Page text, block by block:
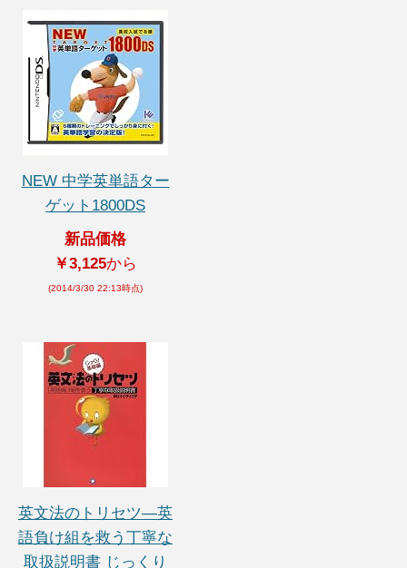
NEW 中学英単語ター
ゲット1800DS
新品価格
￥3,125から
(2014/3/30 22:13時点)
英文法のトリセツ―英
語負け組を救う丁寧な
取扱説明書 じっくり